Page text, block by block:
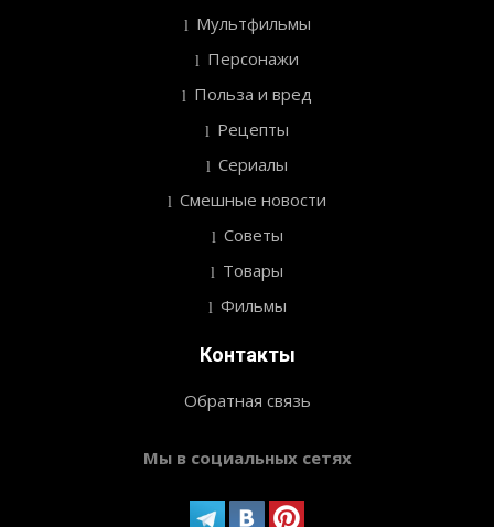
Мультфильмы
Персонажи
Польза и вред
Рецепты
Сериалы
Смешные новости
Советы
Товары
Фильмы
Контакты
Обратная связь
Мы в социальных сетях